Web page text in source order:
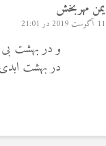
یمن مهربخش
11 آگوست 2019 در 21:01
و در بهشت بی
در بهشت ابدی